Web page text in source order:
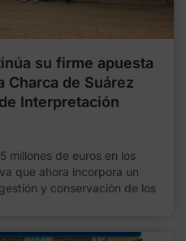
su firme apuesta
Charca de Suárez
Interpretación
millones de euros en los
que ahora incorpora un
y conservación de los